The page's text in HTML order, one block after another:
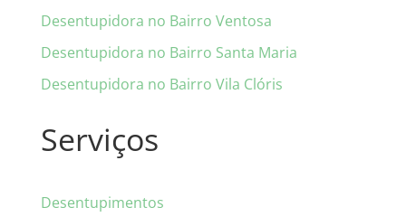
Desentupidora no Bairro Ventosa
Desentupidora no Bairro Santa Maria
Desentupidora no Bairro Vila Clóris
Serviços
Desentupimentos